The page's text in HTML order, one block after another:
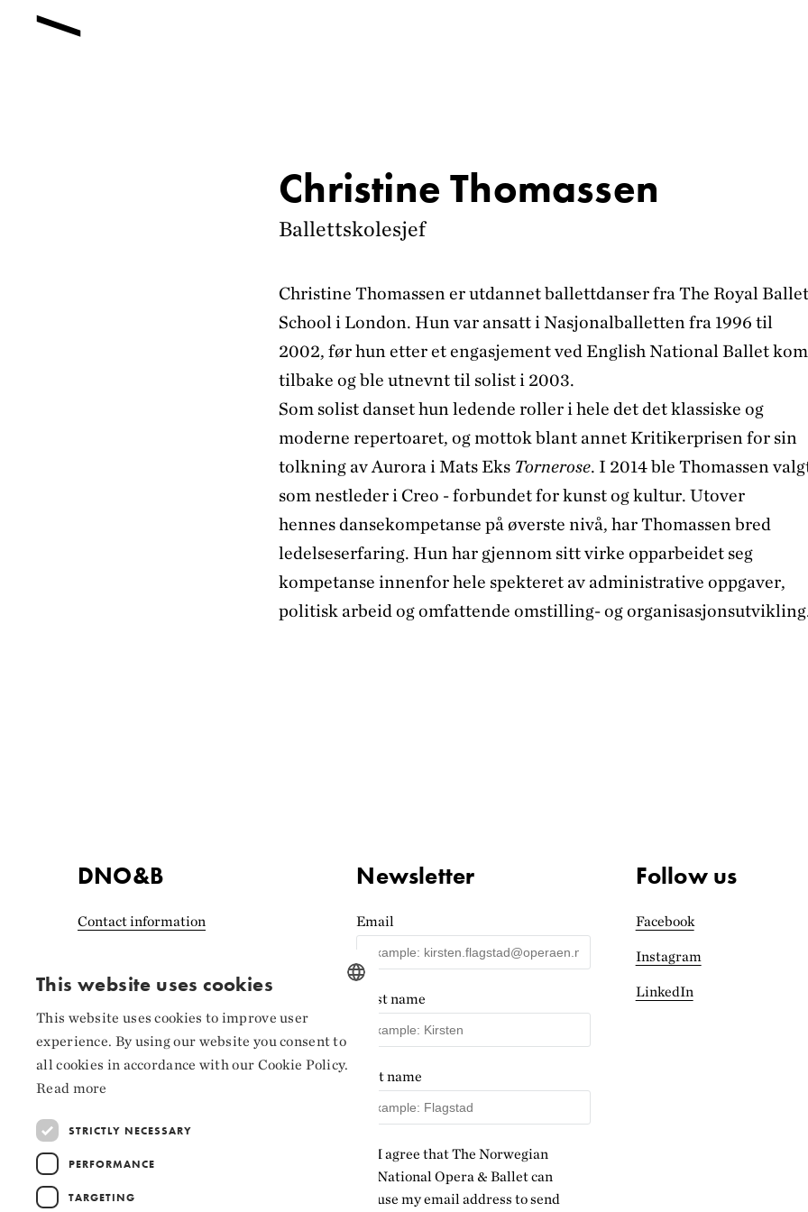
Christine Thomassen
Ballettskolesjef
Christine Thomassen er utdannet ballettdanser fra The Royal
School i London. Hun var ansatt i Nasjonalballetten fra 1996 til
2002, før hun etter et engasjement ved English National Ballet kom
tilbake og ble utnevnt til solist i 2003.
Som solist danset hun ledende roller i hele det det klassiske og
moderne repertoaret, og mottok blant annet Kritikerprisen for sin
tolkning av Aurora i Mats Eks Tornerose. I 2014 ble Thomassen
som nestleder i Creo - forbundet for kunst og kultur. Utover
hennes dansekompetanse på øverste nivå, har Thomassen bred
ledelseserfaring. Hun har gjennom sitt virke opparbeidet seg
kompetanse innenfor hele spekteret av administrative oppgaver,
politisk arbeid og omfattende omstilling- og
DNO&B
Contact information
(Norwegian)
Privacy and cookies
Cookie settings
Newsletter
Email
First name
Last name
I agree that The Norwegian
National Opera & Ballet can
use my email address to send
Follow us
Facebook
Instagram
LinkedIn
NORWEGIAN
ENGLISH
This website uses cookies
This website uses cookies to improve user
experience. By using our website you consent to
all cookies in accordance with our Cookie Policy.
Read more
STRICTLY NECESSARY
PERFORMANCE
TARGETING